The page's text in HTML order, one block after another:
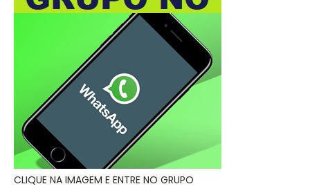
CLIQUE NA IMAGEM E ENTRE NO GRUPO